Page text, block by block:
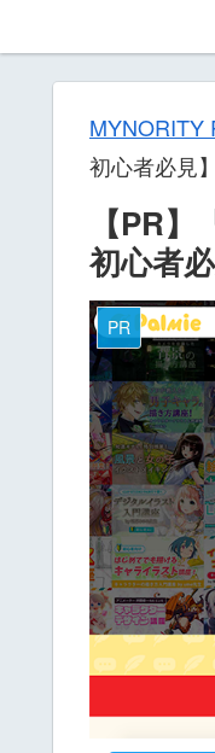
MYNORITY
初心者必見】
【PR
初心者必
PR